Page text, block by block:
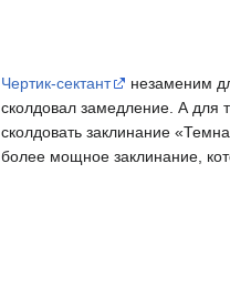
Чертик-сектант
незаменим
сколдовал замедление. А для
сколдовать заклинание
более мощное заклинание,